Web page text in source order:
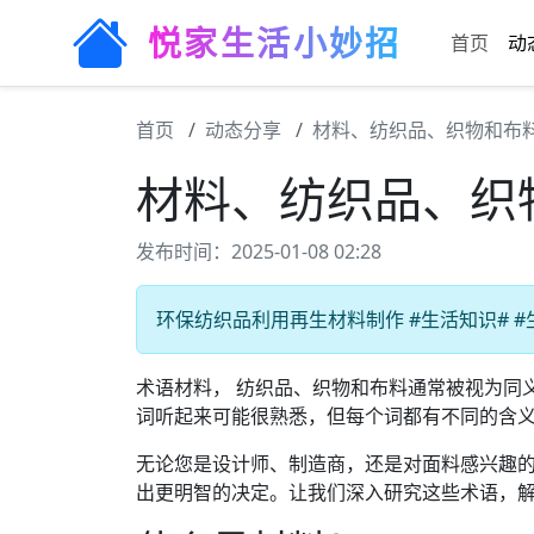
悦家生活小妙招 首页 动
首页 动态分享 材料、纺织品、织物和布
材料、纺织品、
发布时间：2025-01-08 02:28
环保纺织品利用再生材料制作 #生活知识#
术语材料， 纺织品、织物和布料通常被视为
词听起来可能很熟悉，但每个词都有不同的含
无论您是设计师、制造商，还是对面料感兴趣
出更明智的决定。让我们深入研究这些术语，